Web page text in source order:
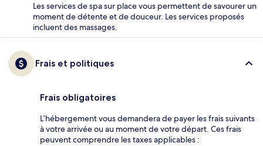
Les services de spa sur place vous permettent de savourer un
moment de détente et de douceur. Les services proposés
incluent des massages.
Frais et politiques
Frais obligatoires
L’hébergement vous demandera de payer les frais suivants
à votre arrivée ou au moment de votre départ. Ces frais
peuvent comprendre les taxes applicables :